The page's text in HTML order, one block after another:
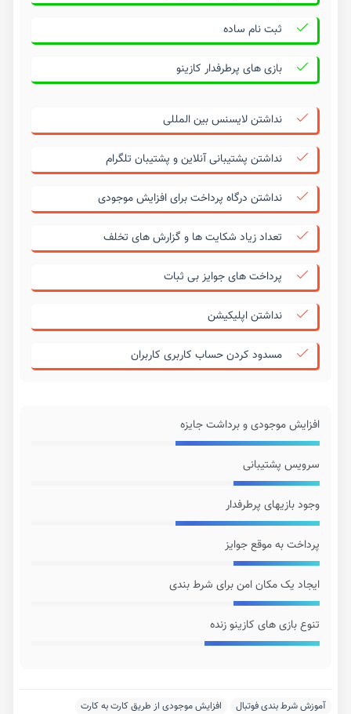
ثبت نام ساده
بازی های پرطرفدار کازینو
نداشتن لایسنس بین المللی
نداشتن پشتیبانی آنلاین و پشتیبان تلگرام
نداشتن درگاه پرداخت برای افزایش موجودی
تعداد زیاد شکایت ها و گزارش های تخلف
پرداخت های جوایز بی ثبات
نداشتن اپلیکیشن
مسدود کردن حساب کاربری کاربران
افزایش موجودی و برداشت جایزه
سرویس پشتیبانی
وجود بازیهای پرطرفدار
پرداخت به موقع جوایز
ایجاد یک مکان امن برای شرط بندی
تنوع بازی های کازینو زنده
آموزش شرط بندی فوتبال
افزایش موجودی از طریق کارت به کارت